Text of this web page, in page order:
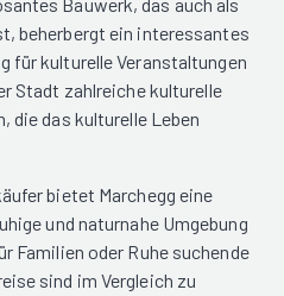
beherbergt ein interessantes
für kulturelle Veranstaltungen
Stadt zahlreiche kulturelle
die das kulturelle Leben
bietet Marchegg eine
und naturnahe Umgebung
Familien oder Ruhe suchende
sind im Vergleich zu